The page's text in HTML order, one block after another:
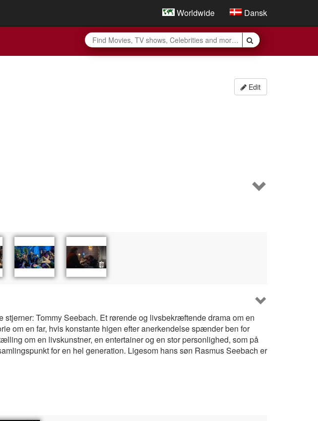
Worldwide Dansk
Edit
Tommy Seebach. Et rørende og livsbekræftende drama om en
om en far, hvis konstante higen efter anerkendelse spænder ben for
om en livskunstner, en entertainer og en stor personlighed, som på
for en hel generation. Ligesom hans søn Rasmus Seebach er